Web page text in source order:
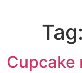
Tag:
Cupcake